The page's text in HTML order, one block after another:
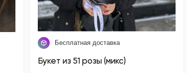
Бесплатная доставка
Букет из 51 розы (микс)